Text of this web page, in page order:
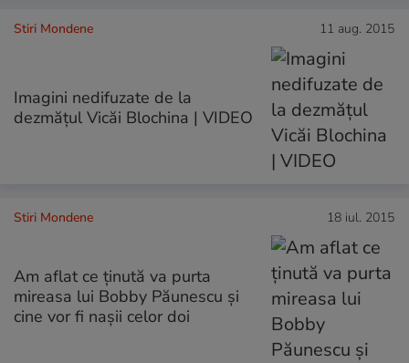
Stiri Mondene 11 aug. 2015
Imagini nedifuzate de la
dezmățul Vicăi Blochina | VIDEO
Stiri Mondene 18 iul. 2015
Am aflat ce ținută va purta
mireasa lui Bobby Păunescu și
cine vor fi nașii celor doi